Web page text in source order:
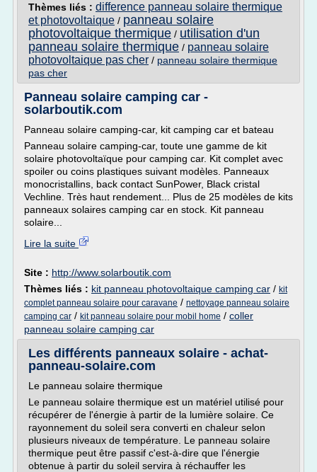
Thèmes liés : difference panneau solaire thermique
et photovoltaique / panneau solaire
photovoltaique thermique / utilisation d'un
panneau solaire thermique / panneau solaire
photovoltaique pas cher / panneau solaire thermique
pas cher
Panneau solaire camping car -
solarboutik.com
Panneau solaire camping-car, kit camping car et bateau
Panneau solaire camping-car, toute une gamme de kit
solaire photovoltaïque pour camping car. Kit complet avec
spoiler ou coins plastiques suivant modèles. Panneaux
monocristallins, back contact SunPower, Black cristal
Vechline. Très haut rendement... Plus de 25 modèles de kits
panneaux solaires camping car en stock. Kit panneau
solaire...
Lire la suite
Site : http://www.solarboutik.com
Thèmes liés : kit panneau photovoltaique camping car / kit
complet panneau solaire pour caravane / nettoyage panneau solaire
camping car / kit panneau solaire pour mobil home / coller
panneau solaire camping car
Les différents panneaux solaire - achat-
panneau-solaire.com
Le panneau solaire thermique
Le panneau solaire thermique est un matériel utilisé pour
récupérer de l'énergie à partir de la lumière solaire. Ce
rayonnement du soleil sera converti en chaleur selon
plusieurs niveaux de température. Le panneau solaire
thermique peut être passif c'est-à-dire que l'énergie
obtenue à partir du soleil servira à réchauffer les